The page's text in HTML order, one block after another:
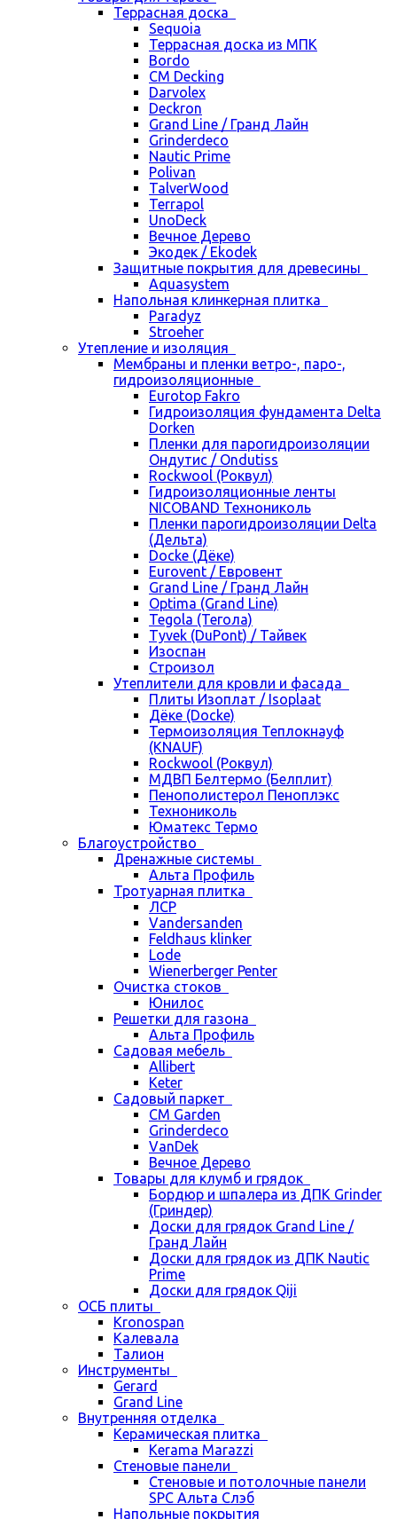
Террасная доска
Sequoia
Террасная доска из МПК
Bordo
CM Decking
Darvolex
Deckron
Grand Line / Гранд Лайн
Grinderdeco
Nautic Prime
Polivan
TalverWood
Terrapol
UnoDeck
Вечное Дерево
Экодек / Ekodek
Защитные покрытия для древесины
Aquasystem
Напольная клинкерная плитка
Paradyz
Stroeher
Утепление и изоляция
Мембраны и пленки ветро-, паро-,
гидроизоляционные
Eurotop Fakro
Гидроизоляция фундамента Delta
Dorken
Пленки для парогидроизоляции
Ондутис / Ondutiss
Rockwool (Роквул)
Гидроизоляционные ленты
NICOBAND Технониколь
Пленки парогидроизоляции Delta
(Дельта)
Docke (Дёке)
Eurovent / Евровент
Grand Line / Гранд Лайн
Optima (Grand Line)
Tegola (Тегола)
Tyvek (DuPont) / Тайвек
Изоспан
Строизол
Утеплители для кровли и фасада
Плиты Изоплат / Isoplaat
Дёке (Docke)
Термоизоляция Теплокнауф
(KNAUF)
Rockwool (Роквул)
МДВП Белтермо (Белплит)
Пенополистерол Пеноплэкс
Технониколь
Юматекс Термо
Благоустройство
Дренажные системы
Альта Профиль
Тротуарная плитка
ЛСР
Vandersanden
Feldhaus klinker
Lode
Wienerberger Penter
Очистка стоков
Юнилос
Решетки для газона
Альта Профиль
Садовая мебель
Allibert
Keter
Садовый паркет
CM Garden
Grinderdeco
VanDek
Вечное Дерево
Товары для клумб и грядок
Бордюр и шпалера из ДПК Grinder
(Гриндер)
Доски для грядок Grand Line /
Гранд Лайн
Доски для грядок из ДПК Nautic
Prime
Доски для грядок Qiji
ОСБ плиты
Kronospan
Калевала
Талион
Инструменты
Gerard
Grand Line
Внутренняя отделка
Керамическая плитка
Kerama Marazzi
Стеновые панели
Стеновые и потолочные панели
SPC Альта Слэб
Напольные покрытия